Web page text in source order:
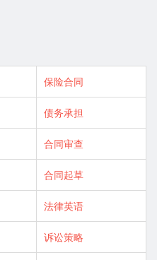
保险合同
债务承担
合同审查
合同起草
法律英语
诉讼策略